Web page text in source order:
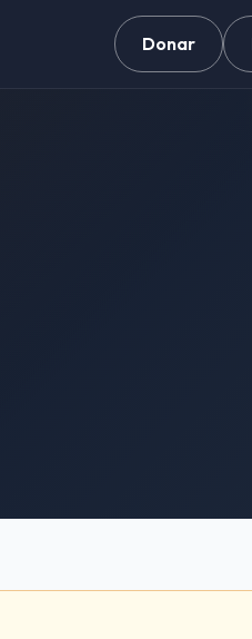
Donar